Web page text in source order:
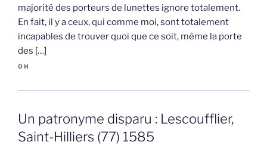
majorité des porteurs de lunettes ignore totalement.
En fait, il y a ceux, qui comme moi, sont totalement
incapables de trouver quoi que ce soit, même la porte
des […]
OH
Un patronyme disparu : Lescoufflier,
Saint-Hilliers (77) 1585